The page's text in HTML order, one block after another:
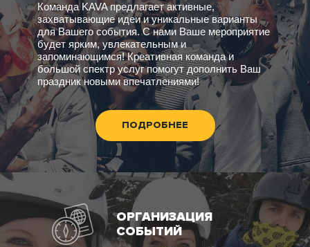
Команда KAVA предлагает активные,
захватывающие идеи и уникальные варианты
для Вашего события. С нами Ваше мероприятие
будет ярким, увлекательным и
запоминающимся! Креативная команда и
большой спектр услуг помогут дополнить Ваш
праздник новыми впечатлениями!
ПОДРОБНЕЕ
ОРГАНИЗАЦИЯ
СОБЫТИЙ